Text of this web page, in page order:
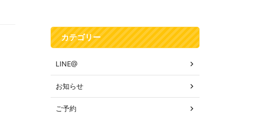
カテゴリー
LINE@
お知らせ
ご予約